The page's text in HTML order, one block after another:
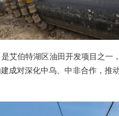
艾伯特湖区油田开发项目之一
成对深化中乌、中非合作，推